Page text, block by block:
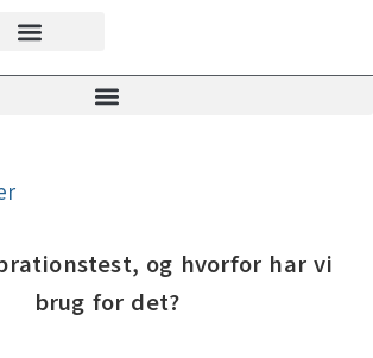
og hvorfor har vi
brug for det?